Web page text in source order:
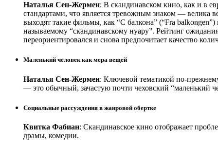
Наталья Сен-Жермен: В скандинавском кино, как и в
стандартами, что является тревожным знаком — велика
выходят такие фильмы, как “С балкона” (“Fra
называемому “скандинавскому нуару”. Рейтинг
переориентировался и снова предпочитает качество
Маленький человек как мера вещей
Наталья Сен-Жермен: Ключевой тематикой по-
— это обычный, зачастую почти чеховский “маленький
Социальные рассуждения в жанровой обертке
Квитка Фабиан: Скандинавское кино отображает
драмы, комедии.